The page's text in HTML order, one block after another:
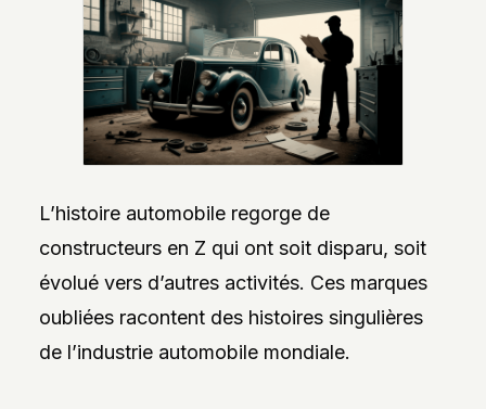
L’histoire automobile regorge de
constructeurs en Z qui ont soit disparu, soit
évolué vers d’autres activités. Ces marques
oubliées racontent des histoires singulières
de l’industrie automobile mondiale.